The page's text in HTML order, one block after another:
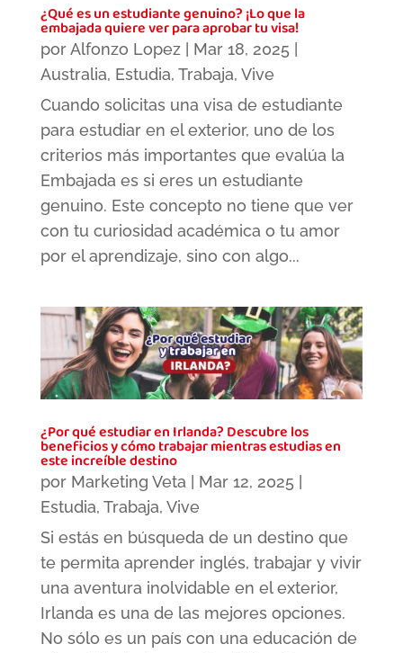
¿Qué es un estudiante genuino? ¡Lo que la
embajada quiere ver para aprobar tu visa!
porAlfonzo Lopez| Mar 18, 2025|
Australia, Estudia, Trabaja, Vive
Cuando solicitas una visa de estudiante
para estudiar en el exterior, uno de los
criterios más importantes que evalúa la
Embajada es si eres un estudiante
genuino. Este concepto no tiene que ver
con tu curiosidad académica o tu amor
por el aprendizaje, sino con algo...
¿Por qué estudiar en Irlanda? Descubre los
beneficios y cómo trabajar mientras estudias en
este increíble destino
por Marketing Veta| Mar 12, 2025|
Estudia, Trabaja, Vive
Si estás en búsqueda de un destino que
te permita aprender inglés, trabajar y vivir
una aventura inolvidable en el exterior,
Irlanda es una de las mejores opciones.
No sólo es un país con una educación de